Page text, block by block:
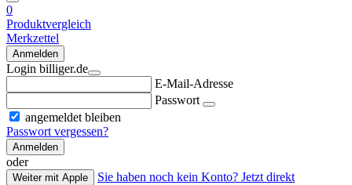
0
Produktvergleich
Merkzettel
Anmelden
Login billiger.de
E-Mail-Adresse
Passwort
angemeldet bleiben
Passwort vergessen?
Anmelden
oder
Weiter mit Apple
Sie haben noch kein Konto? Jetzt direkt